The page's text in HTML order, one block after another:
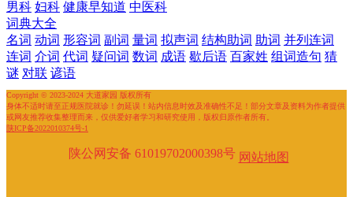
男科 妇科 健康早知道 中医科
词典大全
名词 动词 形容词 副词 量词 拟声词 结构助词 助词 并列连词
连词 介词 代词 疑问词 数词 成语 歇后语 百家姓 组词造句 猜
谜 对联 谚语
Copyright © 2023-2024 大道家园 版权所有
身体不适时请至正规医院就诊！勿延误！站内信息时效及准确性不足！部分文章及资料为作者提供
或网友推荐收集整理而来，仅供爱好者学习和研究使用，版权归原作者所有。
陕ICP备2022010374号-1
陕公网安备 61019702000398号 网站地图